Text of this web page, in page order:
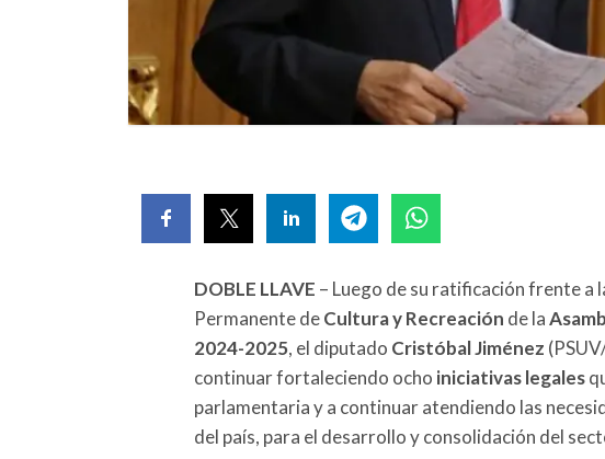
DOBLE LLAVE – Luego de su ratificación frente a
Permanente deCultura y Recreación de la
2024-2025, el diputado Cristóbal Jiménez
continuar fortaleciendo ocho iniciativas legales
parlamentaria y a continuar atendiendo las
del país, para el desarrollo y consolidación del